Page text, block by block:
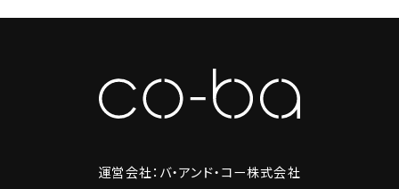
運営会社：バ・アンド・コー株式会社